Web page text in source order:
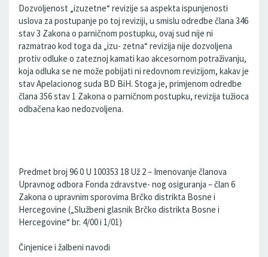
Dozvoljenost „izuzetne“ revizije sa aspekta ispunjenosti
uslova za postupanje po toj reviziji, u smislu odredbe člana 346
stav 3 Zakona o parničnom postupku, ovaj sud nije ni
razmatrao kod toga da „izu- zetna“ revizija nije dozvoljena
protiv odluke o zateznoj kamati kao akcesornom potraživanju,
koja odluka se ne može pobijati ni redovnom revizijom, kakav je
stav Apelacionog suda BD BiH. Stoga je, primjenom odredbe
člana 356 stav 1 Zakona o parničnom postupku, revizija tužioca
odbačena kao nedozvoljena.
Predmet broj 96 0 U 100353 18 Už 2 – Imenovanje članova
Upravnog odbora Fonda zdravstve- nog osiguranja – član 6
Zakona o upravnim sporovima Brčko distrikta Bosne i
Hercegovine („Službeni glasnik Brčko distrikta Bosne i
Hercegovine“ br. 4/00 i 1/01)
Činjenice i žalbeni navodi